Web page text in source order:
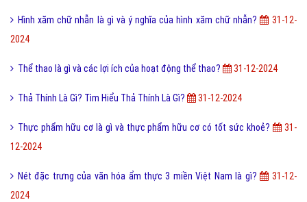
Hình xăm chữ nhẫn là gì và ý nghĩa của hình xăm chữ nhẫn?
31-12-
2024
Thể thao là gì và các lợi ích của hoạt động thể thao? 31-12-2024
Thả Thính Là Gì? Tìm Hiểu Thả Thính Là Gì? 31-12-2024
Thực phẩm hữu cơ là gì và thực phẩm hữu cơ có tốt sức khoẻ?
31-
12-2024
Nét đặc trưng của văn hóa ẩm thực 3 miền Việt Nam là gì?
31-12-
2024